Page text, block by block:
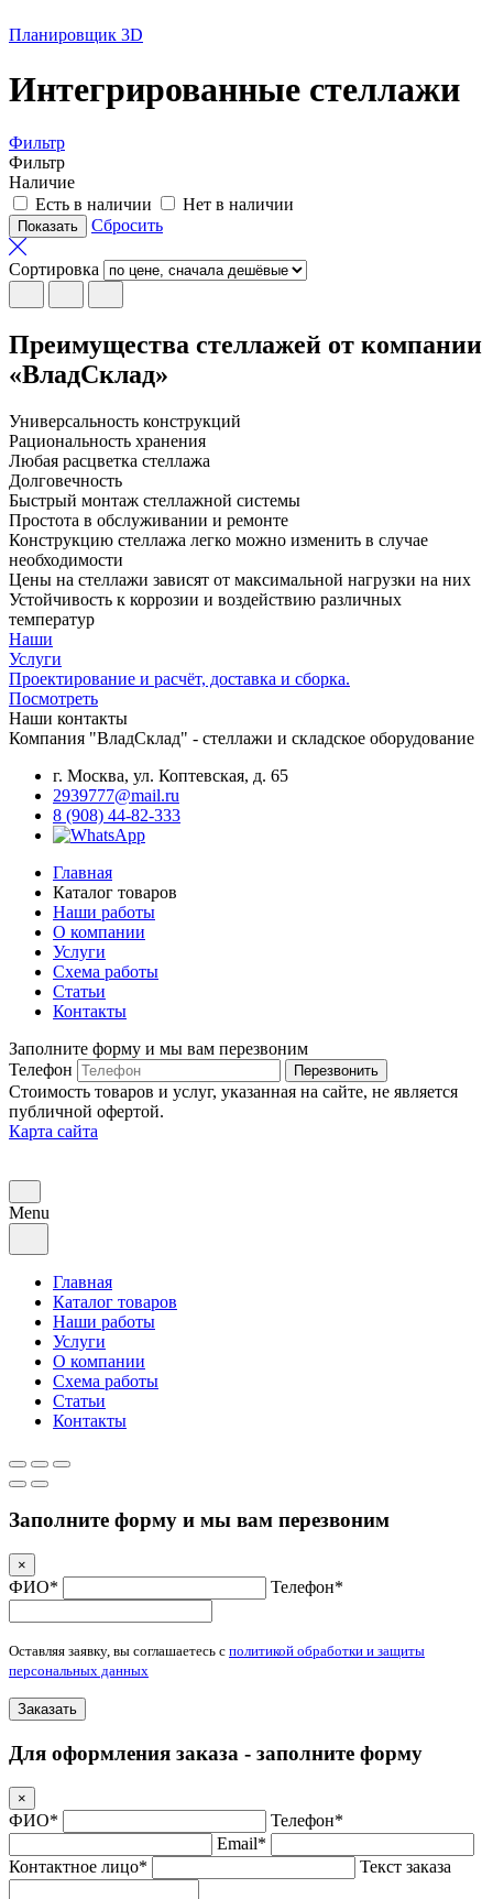
Планировщик 3D
Интегрированные стеллажи
Фильтр
Фильтр
Наличие
Есть в наличии
Нет в наличии
Сбросить
Сортировка
Преимущества стеллажей от компании
«ВладСклад»
Универсальность конструкций
Рациональность хранения
Любая расцветка стеллажа
Долговечность
Быстрый монтаж стеллажной системы
Простота в обслуживании и ремонте
Конструкцию стеллажа легко можно изменить в случае
необходимости
Цены на стеллажи зависят от максимальной нагрузки на них
Устойчивость к коррозии и воздействию различных
температур
Наши
Услуги
Проектирование и расчёт, доставка и сборка.
Посмотреть
Наши контакты
Компания "ВладСклад" - стеллажи и складское оборудование
г. Москва, ул. Коптевская, д. 65
2939777@mail.ru
8 (908) 44-82-333
Главная
Каталог товаров
Наши работы
О компании
Услуги
Схема работы
Статьи
Контакты
Заполните форму и мы вам перезвоним
Телефон
Перезвонить
Стоимость товаров и услуг, указанная на сайте, не является
публичной офертой.
Карта сайта
Menu
Главная
Каталог товаров
Наши работы
Услуги
О компании
Схема работы
Статьи
Контакты
Заполните форму и мы вам перезвоним
×
ФИО* Телефон*
Оставляя заявку, вы соглашаетесь с политикой обработки и защиты
персональных данных
Заказать
Для оформления заказа - заполните форму
×
ФИО*
Телефон*
Email*
Контактное лицо*
Текст заказа